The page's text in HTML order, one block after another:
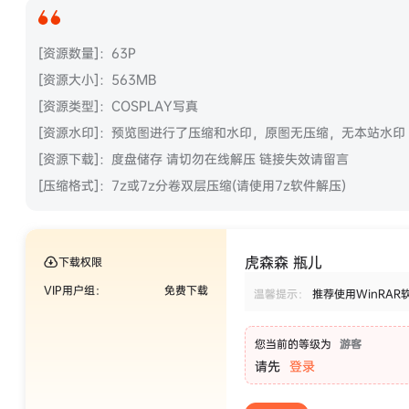
[资源数量]：63P
[资源大小]：563MB
[资源类型]：COSPLAY写真
[资源水印]：预览图进行了压缩和水印，原图无压缩，无本站水印
[资源下载]：度盘储存 请切勿在线解压 链接失效请留言
[压缩格式]：7z或7z分卷双层压缩(请使用7z软件解压)
下载权限
VIP用户组：
免费下载
虎森森 瓶儿
温馨提示： 推荐使用WinRAR
您当前的等级为 游客
请先 登录